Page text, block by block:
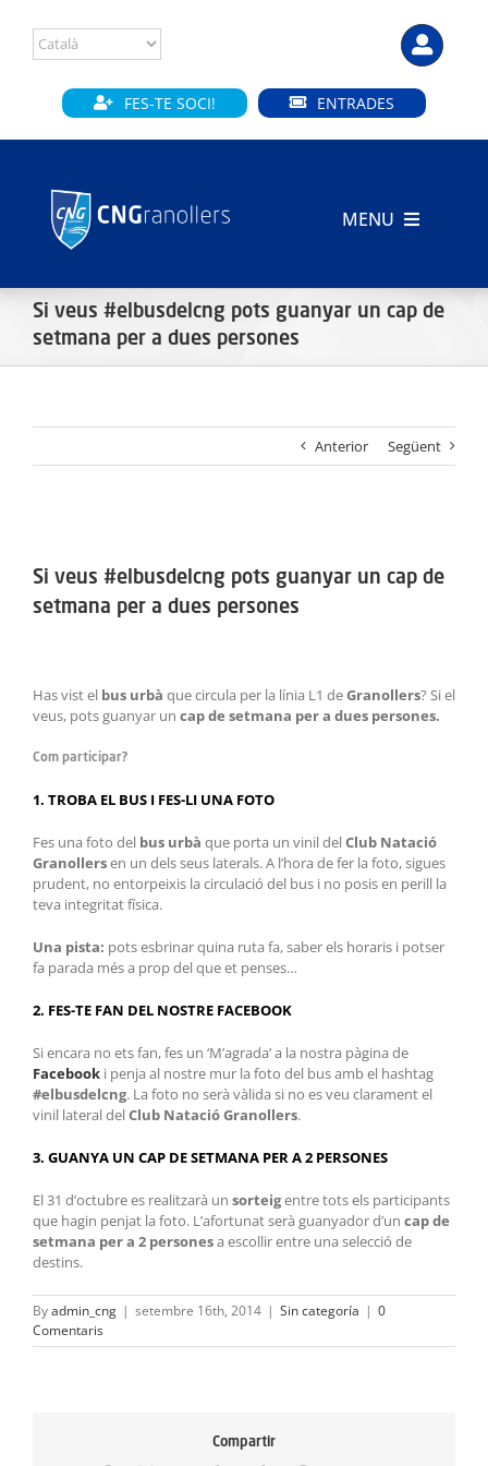
content
FES-TE SOCI! ENTRADES
MENU
CLUB
INFANTS
EMPRESES
TREBALLA AMB NOSALTRES!
Si veus #elbusdelcng pots guanyar un cap de
setmana per a dues persones
Anterior Següent
Image
Si veus #elbusdelcng pots guanyar un cap de
setmana per a dues persones
Has vist el bus urbà que circula per la línia L1 deGranollers? Si el
veus, pots guanyar un cap de setmana per a dues persones.
Com participar?
1. TROBA EL BUS I FES-LI UNA FOTO
Fes una foto del bus urbà que porta un vinil delClub Natació
Granollersen un dels seus laterals. A l’hora de fer la foto, sigues
prudent, no entorpeixis la circulació del bus i no posis en perill la
teva integritat física.
Una pista: pots esbrinar quina ruta fa, saber els horaris i potser
fa parada més a prop del que et penses…
2. FES-TE FAN DEL NOSTRE FACEBOOK
Si encara no ets fan, fes un ‘M’agrada’ a la nostra pàgina de
Facebook i penja al nostre mur la foto del bus amb el hashtag
#elbusdelcng. La foto no serà vàlida si no es veu clarament el
vinil lateral delClub Natació Granollers.
3. GUANYA UN CAP DE SETMANA PER A 2 PERSONES
El 31 d’octubre es realitzarà un sorteigentre tots els participants
que hagin penjat la foto. L’afortunat serà guanyador d’un cap de
setmana per a 2 personesa escollir entre una selecció de
destins.
Byadmin_cng | setembre 16th, 2014 | Sin categoría | 0
Comentaris
Compartir